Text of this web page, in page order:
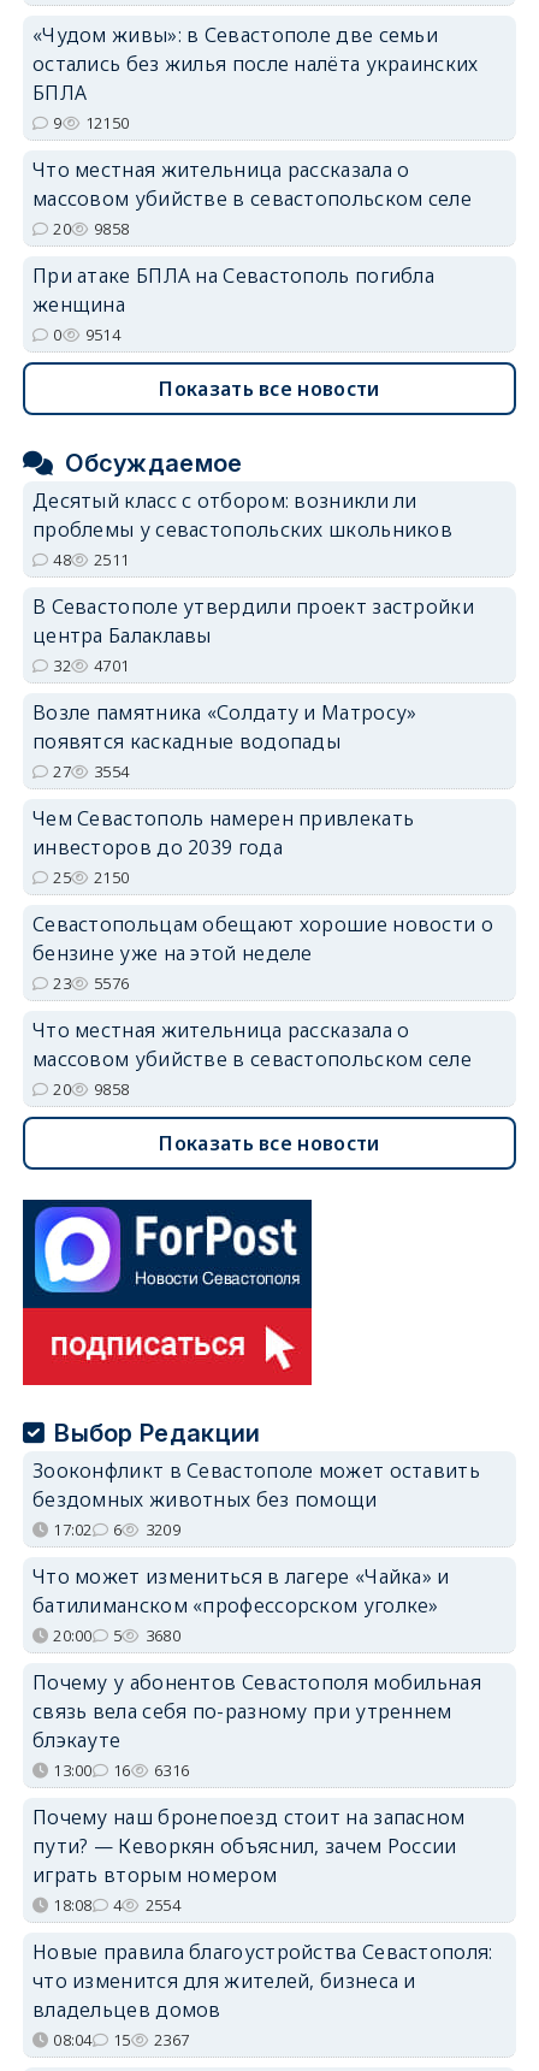
erid: 2SDnjdvhGXG
«Чудом живы»: в Севастополе две семьи
остались без жилья после налёта украинских
БПЛА
9 12150
Что местная жительница рассказала о
массовом убийстве в севастопольском селе
20 9858
При атаке БПЛА на Севастополь погибла
женщина
0 9514
Показать все новости
Обсуждаемое
Десятый класс с отбором: возникли ли
проблемы у севастопольских школьников
48 2511
В Севастополе утвердили проект застройки
центра Балаклавы
32 4701
Возле памятника «Солдату и Матросу»
появятся каскадные водопады
27 3554
Чем Севастополь намерен привлекать
инвесторов до 2039 года
25 2150
Севастопольцам обещают хорошие новости о
бензине уже на этой неделе
23 5576
Что местная жительница рассказала о
массовом убийстве в севастопольском селе
20 9858
Показать все новости
Выбор Редакции
Зооконфликт в Севастополе может оставить
бездомных животных без помощи
17:02 6 3209
Что может измениться в лагере «Чайка» и
батилиманском «профессорском уголке»
20:00 5 3680
Почему у абонентов Севастополя мобильная
связь вела себя по-разному при утреннем
блэкауте
13:00 16 6316
Почему наш бронепоезд стоит на запасном
пути? — Кеворкян объяснил, зачем России
играть вторым номером
18:08 4 2554
Новые правила благоустройства Севастополя:
что изменится для жителей, бизнеса и
владельцев домов
08:04 15 2367